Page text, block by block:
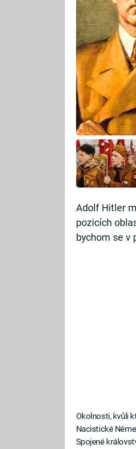
Adolf Hitler
pozicích
bychom se v
Okolnosti, kvůli
Nacistické
Spojené